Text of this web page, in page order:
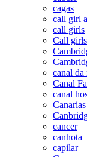
cagas
call girl
call girls
Call
canal da
Canal
canal
Canarias
cancer
canhota
capilar